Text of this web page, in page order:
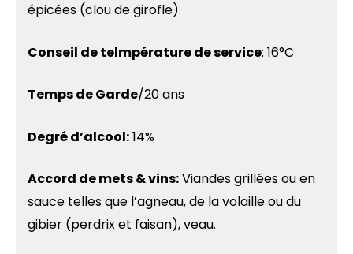
épicées (clou de girofle).
Conseil de telmpérature de service: 16°C
Temps de Garde/20 ans
Degré d’alcool:14%
Accord de mets & vins:Viandes grillées ou en
sauce telles que l’agneau, de la volaille ou du
gibier (perdrix et faisan), veau.